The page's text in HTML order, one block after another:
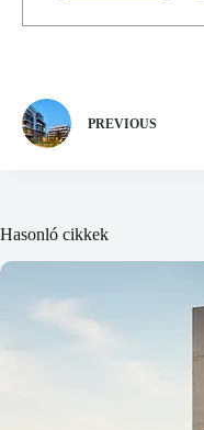
PREVIOUS
Hasonló cikkek